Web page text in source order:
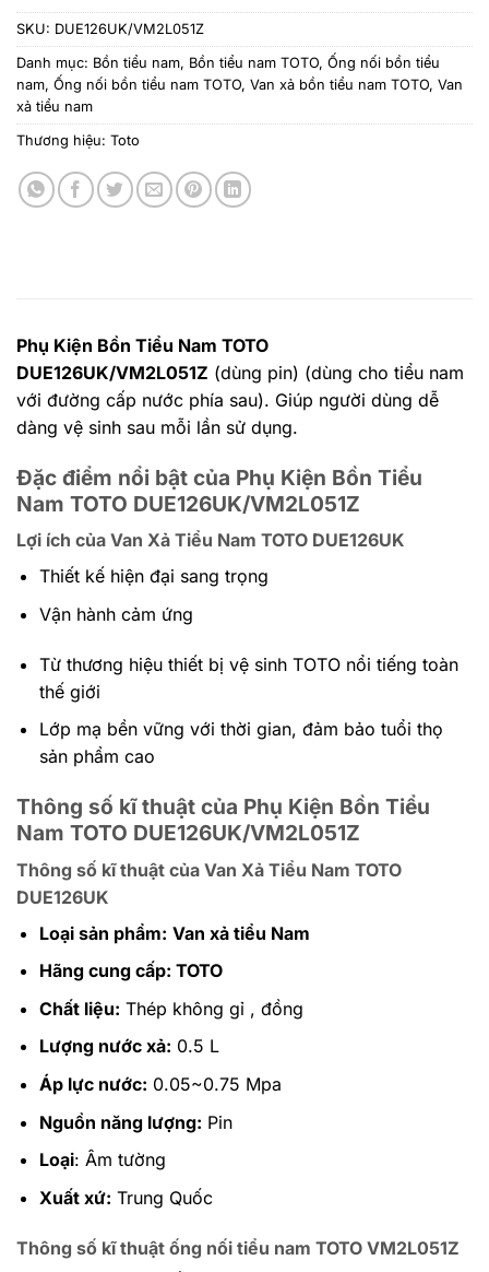
SKU: DUE126UK/VM2L051Z
Danh mục: Bồn tiểu nam, Bồn tiểu nam TOTO, Ống nối bồn tiểu
nam, Ống nối bồn tiểu nam TOTO, Van xả bồn tiểu nam TOTO, Van
xả tiểu nam
Thương hiệu: Toto
Phụ Kiện Bồn Tiểu Nam TOTO
DUE126UK/VM2L051Z (dùng pin) (dùng cho tiểu nam
với đường cấp nước phía sau). Giúp người dùng dễ
dàng vệ sinh sau mỗi lần sử dụng.
Đặc điểm nổi bật của Phụ Kiện Bồn Tiểu
Nam TOTO DUE126UK/VM2L051Z
Lợi ích của Van Xả Tiểu Nam TOTO DUE126UK
Thiết kế hiện đại sang trọng
Vận hành cảm ứng
Từ thương hiệu thiết bị vệ sinh TOTO nổi tiếng toàn
thế giới
Lớp mạ bền vững với thời gian, đảm bảo tuổi thọ
sản phẩm cao
Thông số kĩ thuật của Phụ Kiện Bồn Tiểu
Nam TOTO DUE126UK/VM2L051Z
Thông số kĩ thuật của Van Xả Tiểu Nam TOTO
DUE126UK
Loại sản phẩm: Van xả tiểu Nam
Hãng cung cấp: TOTO
Chất liệu: Thép không gỉ , đồng
Lượng nước xả: 0.5 L
Áp lực nước: 0.05~0.75 Mpa
Nguồn năng lượng: Pin
Loại: Âm tường
Xuất xứ: Trung Quốc
Thông số kĩ thuật ống nối tiểu nam TOTO VM2L051Z